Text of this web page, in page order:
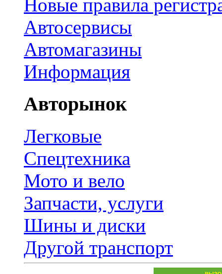
Новые правила
Автосервисы
Автомагазины
Информация
Авторынок
Легковые
Спецтехника
Мото и вело
Запчасти, услуги
Шины и диски
Другой транспорт